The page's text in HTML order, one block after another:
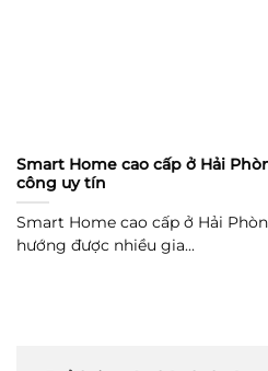
Smart Home cao cấp ở Hải
công uy tín
Smart Home cao cấp ở Hải
hướng được nhiều gia...